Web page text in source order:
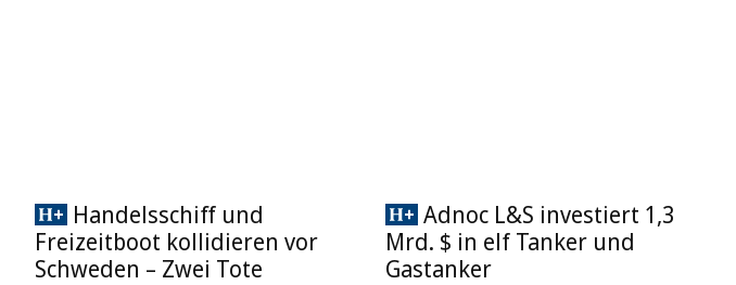
Handelsschiff und
Freizeitboot kollidieren vor
Schweden – Zwei Tote
Adnoc L&S investiert 1,3
Mrd. $ in elf Tanker und
Gastanker